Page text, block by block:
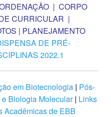
| CORPO
CURRICULAR |
| PLANEJAMENTO
DE PRÉ-
2022.1
em Biotecnologia| Pós-
Biologia Molecular| Links
Acadêmicas de EBB